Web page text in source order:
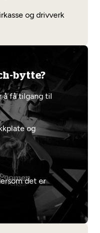
og drivverk
bytte?
å få tilgang til
og
det er